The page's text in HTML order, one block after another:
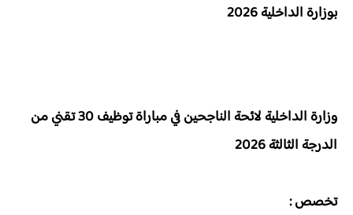
بوزارة الداخلية 2026
وزارة الداخليةلائحة الناجحين في
مباراة توظيف 30 تقني من
الدرجة الثالثة 2026
تخصص :